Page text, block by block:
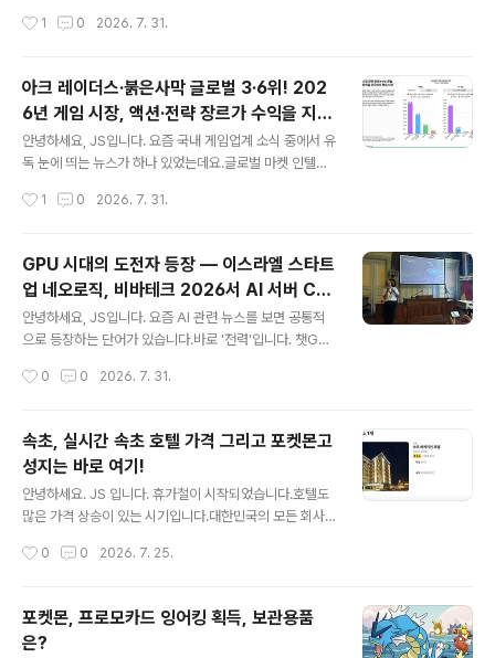
영지들을 총정리해 드리겠습니다.✅ 핵심 요약 먼저 짚고
초시는 야간 개장, 미디어아트, 안전 시스템 강화 등 그 어
관광객은 오히려 줄었을까요?오늘은 2026년 속초 여름
성수기 관광객 감소의 배경과 원인을 짚어보고, 현장에서
들려오는 시민·피서객의 날카로운 목소리까지 함께 살펴보
겠습니다.✅ 핵심 요약2026년 7월 말 기준, 속초 해수욕
장 방문 피서객이 지난해 동기 대비 약 40만 명 감소한 것
만 명이 방문하며 나름 선방했으나, 속초에 집중된 쏠림 현
1 0 2026. 7. 31.
아크 레이더스·붉은사막 글로벌 3·6위! 202
6년 게임 시장, 액션·전략 장르가 수익을 지배
한다
안녕하세요, JS입니다. 요즘 국내 게임업계 소식 중에서 유
독 눈에 띄는 뉴스가 하나 있었는데요.글로벌 마켓 인텔리
9일 발표한 '게임 심층 분석: 액션 및 전략' 리포트에서, 넥
기준 전 세계 3위, 펄어비스의 '붉은사막' 이 6위 를 기록했
다는 소식이 화제입니다.국산 게임이 글로벌 최상위권을
나란히 점령했다는 사실 자체도 놀랍지만, 그 배경에 있는
글로벌 게임 시장의 구조 변화 역시 매우 흥미롭습니다. 오
늘은 이 리포트의 핵심 내용을 꼼꼼히 정리하고, 한국 게임
센서타워 '게임 심층 분석: 액션 및 전략' 리포트 2026년
1 0 2026. 7. 31.
GPU 시대의 도전자 등장 — 이스라엘 스타트
업 네오로직, 비바테크 2026서 AI 서버 CP
U로 세계를 겨누다
안녕하세요, JS입니다. 요즘 AI 관련 뉴스를 보면 공통적
으로 등장하는 단어가 있습니다.바로 '전력'입니다. 챗GP
GPU 비용이 천문학적으로 늘어나는 가운데, 이 문제를 정
에서 주목받고 있습니다.오늘은 2026년 6월 프랑스 파리
비바테크(VivaTech 2026) 전시회에서 AI 서버 CPU 기
술을 선보이며 세계의 이목을 끈 이스라엘 팹리스 반도체
기업 네오로직(NeoLogic) 의 행보와, 그 배경이 된 AI 데
이터센터 전력 위기 현황을 함께 짚어보겠습니다.✅ 핵심
도체 팹리스 스타트업비바테크 2026 : 6월 17~20일..
0 0 2026. 7. 31.
속초, 실시간 속초 호텔 가격 그리고 포켓몬고
성지는 바로 여기!
안녕하세요. JS 입니다. 휴가철이 시작되었습니다.호텔도
많은 가격 상승이 있는 시기입니다.대한민국의 모든 회사
지만, 이번 주 속초는 호텔 가격이 좋습니다.무려 10만원대
속초 베케이션 호텔 가격입니다. 인근 지역을 살펴봤습니
다.청초호 주변은 10만원 이하 가격이 보이고 있고, 바다
인근과 뷰가 좋은 호텔은 15만원 ~ 30만원입니다.엑스포
0 0 2026. 7. 25.
포켓몬, 프로모카드 잉어킹 획득, 보관용품
은?